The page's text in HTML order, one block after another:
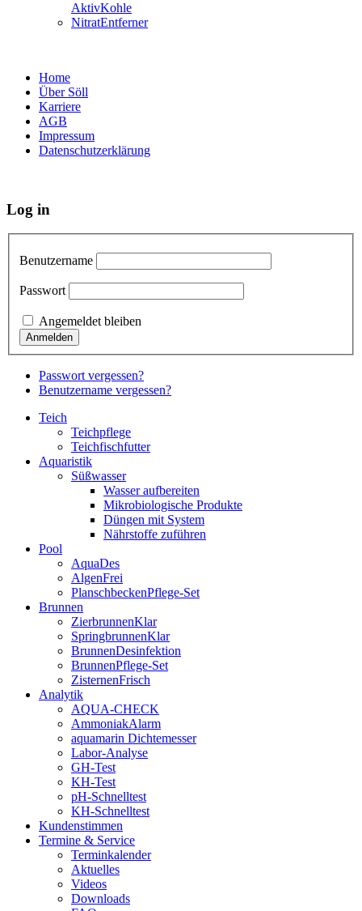
AktivKohle
NitratEntferner
Home
Über Söll
Karriere
AGB
Impressum
Datenschutzerklärung
Log in
Benutzername
Passwort
Angemeldet bleiben
Passwort vergessen?
Benutzername vergessen?
Teich
Teichpflege
Teichfischfutter
Aquaristik
Süßwasser
Wasser aufbereiten
Mikrobiologische Produkte
Düngen mit System
Nährstoffe zuführen
Pool
AquaDes
AlgenFrei
PlanschbeckenPflege-Set
Brunnen
ZierbrunnenKlar
SpringbrunnenKlar
BrunnenDesinfektion
BrunnenPflege-Set
ZisternenFrisch
Analytik
AQUA-CHECK
AmmoniakAlarm
aquamarin Dichtemesser
Labor-Analyse
GH-Test
KH-Test
pH-Schnelltest
KH-Schnelltest
Kundenstimmen
Termine & Service
Terminkalender
Aktuelles
Videos
Downloads